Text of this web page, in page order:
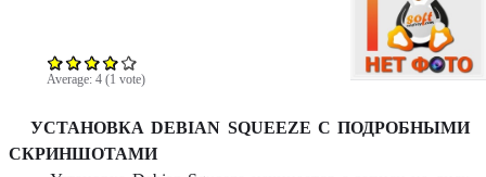
Average: 4 (1 vote)
УСТАНОВКА DEBIAN SQUEEZE C ПОДРОБНЫМИ
СКРИНШОТАМИ